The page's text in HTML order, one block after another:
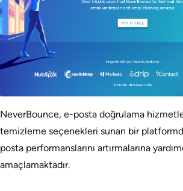
NeverBounce, e-posta doğrulama
temizleme seçenekleri sunan bir
posta performanslarını artırmalarına
amaçlamaktadır.